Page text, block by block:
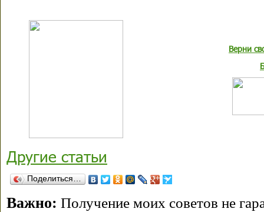
Верни
Другие статьи
Поделиться…
Важно: Получение моих советов не